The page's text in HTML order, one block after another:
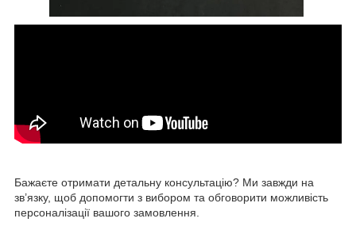
Бажаєте отримати детальну консультацію? Ми завжди на
зв’язку, щоб допомогти з вибором та обговорити можливість
персоналізації вашого замовлення.